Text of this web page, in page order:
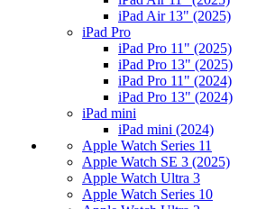
iPad Air 13" (2025)
iPad Pro
iPad Pro 11" (2025)
iPad Pro 13" (2025)
iPad Pro 11" (2024)
iPad Pro 13" (2024)
iPad mini
iPad mini (2024)
Apple Watch Series 11
Apple Watch SE 3 (2025)
Apple Watch Ultra 3
Apple Watch Series 10